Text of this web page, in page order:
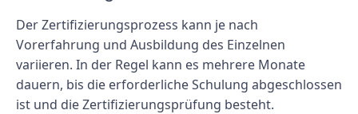
Der Zertifizierungsprozess kann je nach
Vorerfahrung und Ausbildung des Einzelnen
variieren. In der Regel kann es mehrere Monate
dauern, bis die erforderliche Schulung abgeschlossen
ist und die Zertifizierungsprüfung besteht.